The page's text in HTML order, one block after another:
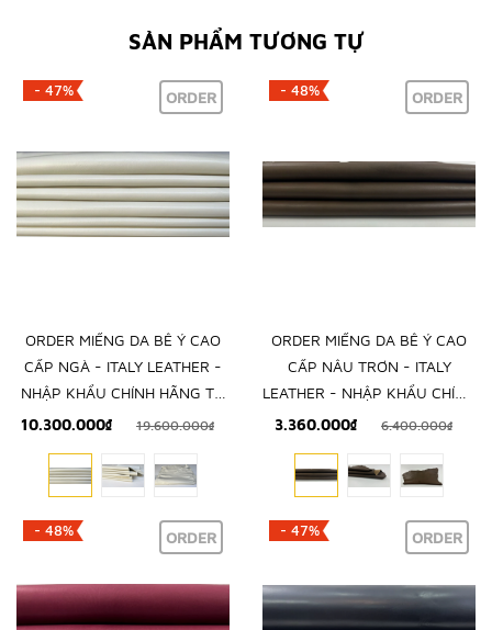
SẢN PHẨM TƯƠNG TỰ
- 47% ORDER
ORDER MIẾNG DA BÊ Ý CAO
CẤP NGÀ - ITALY LEATHER -
NHẬP KHẨU CHÍNH HÃNG TỪ
10.300.000₫ 19.600.000₫
- 48% ORDER
ORDER MIẾNG DA BÊ Ý CAO
CẤP NÂU TRƠN - ITALY
LEATHER - NHẬP KHẨU CHÍNH
HÃNG TỪ Ý
3.360.000₫ 6.400.000₫
- 48% ORDER - 47% ORDER